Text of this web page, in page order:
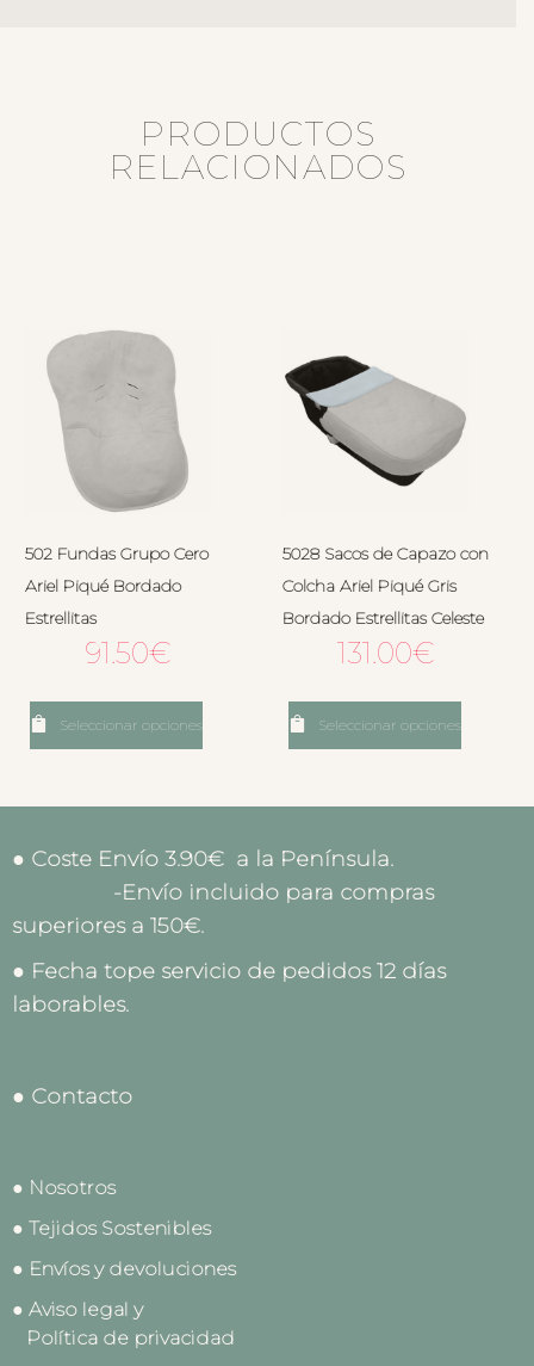
PRODUCTOS
RELACIONADOS
502 Fundas Grupo Cero
Ariel Piqué Bordado
Estrellitas
91.50€
Seleccionar opciones
5028 Sacos de Capazo con
Colcha Ariel Piqué Gris
Bordado Estrellitas Celeste
131.00€
Seleccionar opciones
● Coste Envío 3.90€ a la Península.
-Envío incluido para compras
superiores a 150€.
● Fecha tope servicio de pedidos 12 días
laborables.
● Contacto
● Nosotros
● Tejidos Sostenibles
● Envíos y devoluciones
● Aviso legal y
Política de privacidad